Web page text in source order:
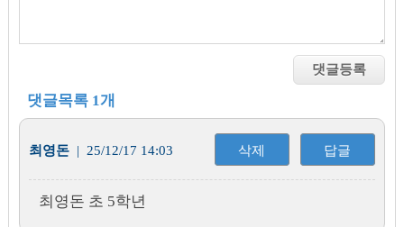
댓글목록 1개
삭제 답글
최영돈 | 25/12/17 14:03
최영돈 초 5학년